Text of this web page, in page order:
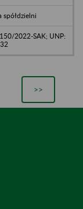
spółdzielni
2022-SAK; UNP:
>>